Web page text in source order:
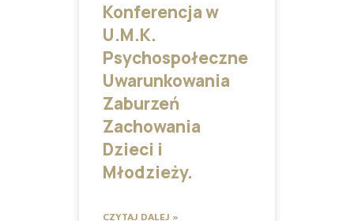
Konferencja w
U.M.K.
Psychospołeczne
Uwarunkowania
Zaburzeń
Zachowania
Dzieci i
Młodzieży.
CZYTAJ DALEJ »